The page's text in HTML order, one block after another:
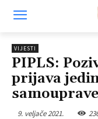
VIJESTI
PIPLS:
prijava
9. veljače 2021.